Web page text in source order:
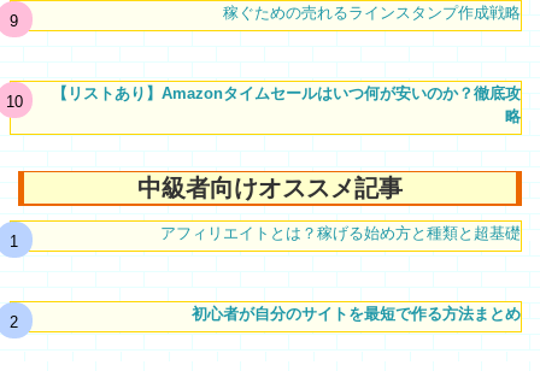
稼ぐための売れるラインスタンプ作成戦略
【リストあり】Amazonタイムセールはいつ何が安いのか？徹底攻
略
中級者向けオススメ記事
アフィリエイトとは？稼げる始め方と種類と超基礎
初心者が自分のサイトを最短で作る方法まとめ